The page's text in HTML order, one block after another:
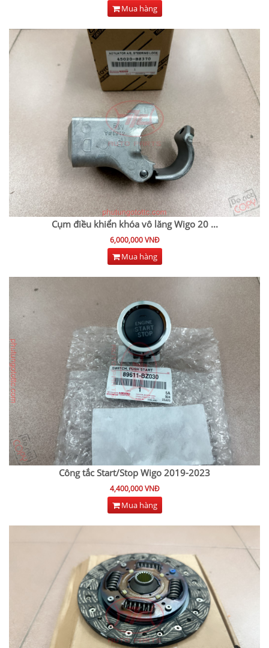
Mua hàng
Cụm điều khiển khóa vô lăng Wigo 20...
6,000,000 VNĐ
Mua hàng
Công tắc Start/Stop Wigo 2019-2023
4,400,000 VNĐ
Mua hàng